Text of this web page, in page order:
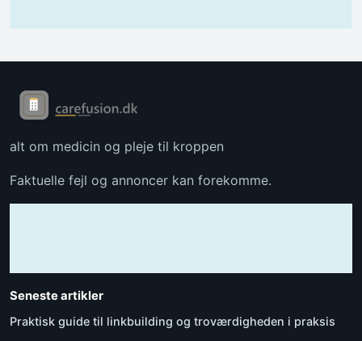
alt om medicin og pleje til kroppen
Faktuelle fejl og annoncer kan forekomme.
Seneste artikler
Praktisk guide til linkbuilding og troværdigheden i praksis